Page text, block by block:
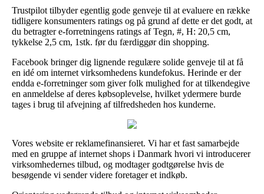
Trustpilot tilbyder egentlig gode genveje til at evaluere en række
tidligere konsumenters ratings og på grund af dette er det godt, at
du betragter e-forretningens ratings af Tegn, #, H: 20,5 cm,
tykkelse 2,5 cm, 1stk. før du færdiggør din shopping.
Facebook bringer dig lignende regulære solide genveje til at få
en idé om internet virksomhedens kundefokus. Herinde er der
endda e-forretninger som giver folk mulighed for at tilkendegive
en anmeldelse af deres købsoplevelse, hvilket ydermere burde
tages i brug til afvejning af tilfredsheden hos kunderne.
Vores website er reklamefinansieret. Vi har et fast samarbejde
med en gruppe af internet shops i Danmark hvori vi introducerer
virksomhedernes tilbud, og modtager godtgørelse hvis de
besøgende vi sender videre foretager et indkøb.